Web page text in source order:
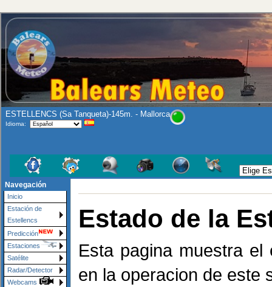
ESTELLENCS (Sa Tanqueta)-145m. - Mallorca
Idioma:
Navegación
Inicio
Estación de
Estellencs
Predicción
Estaciones
Satélite
Radar/Detector
Webcams
Estado de la
Esta pagina muestra el
en la operacion de este